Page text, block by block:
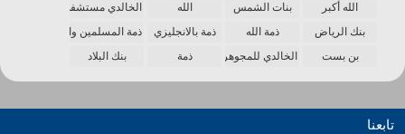
الله أكبر
بنات الشمس الله
الخالدي مستشفى
بنك الرياض
ذمة الله ذمة بالانجليزي
ذمة المسلمين واحدة
بن بست
الخالدي للمجوهرات ذمة بنك البلاد
تابعنا